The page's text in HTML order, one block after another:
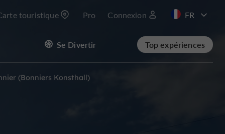
touristique Pro Connexion
EN
Se Divertir Top expériences
(Bonniers Konsthall)